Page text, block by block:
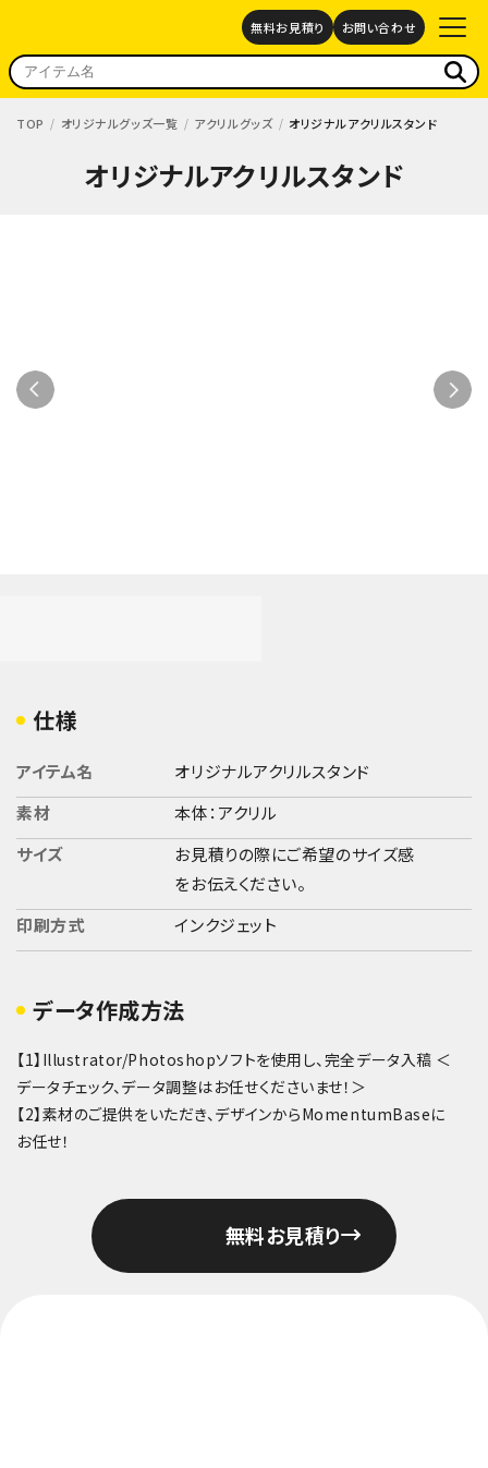
無料お見積り お問い合わせ
TOP オリジナルグッズ一覧 アクリルグッズ オリジナルアクリルスタンド
オリジナルアクリルスタンド
仕様
アイテム名
オリジナルアクリルスタンド
素材
本体：アクリル
サイズ
お見積りの際にご希望のサイズ感
をお伝えください。
印刷方式
インクジェット
データ作成方法
【1】Illustrator/Photoshopソフトを使用し、完全データ入稿 ＜
データチェック、データ調整はお任せくださいませ！＞
【2】素材のご提供をいただき、デザインからMomentumBaseに
お任せ！
無料お見積り